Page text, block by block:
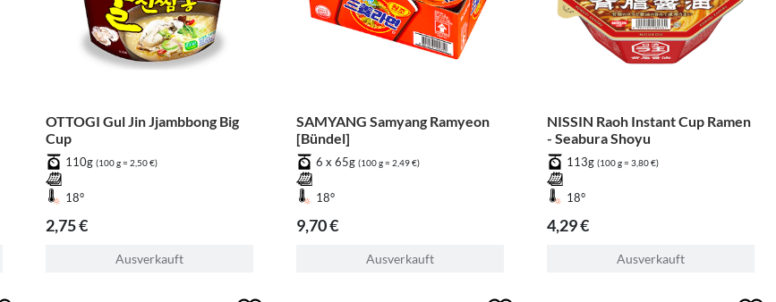
OTTOGI Gul Jin Jjambbong Big
Cup
110g (100 g = 2,50 €)
18°
2,75 €
Ausverkauft
SAMYANG Samyang Ramyeon
[Bündel]
6 x 65g (100 g = 2,49 €)
18°
9,70 €
Ausverkauft
NISSIN Raoh Instant Cup Ramen
- Seabura Shoyu
113g (100 g = 3,80 €)
18°
4,29 €
Ausverkauft